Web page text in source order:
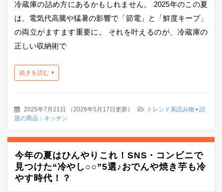
冷蔵庫の詰め方にあるかもしれません。 2025年のこの夏
は、電気代高騰や猛暑の影響で「節電」と「鮮度キープ」
の両立がますます重要に。 それを叶えるのが、冷蔵庫の
正しい収納術で
続きを読む
2025年7月21日 （2026年5月17日更新） トレンド系読み物 • 話
題の商品：キッチン
今年の夏はひんやりこれ！SNS・コンビニで
見つけた“冷やし○○”5選♪おでんや焼き芋も冷
やす時代！？